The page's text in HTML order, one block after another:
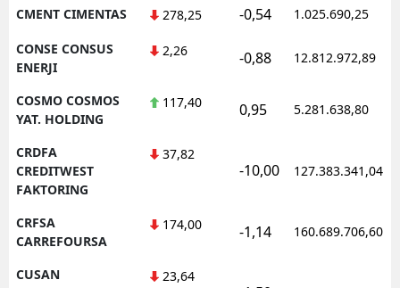
CMENT CIMENTAS 278,25 -0,54 1.025.690,25
CONSE CONSUS
ENERJI
2,26 -0,88 12.812.972,89
COSMO COSMOS
YAT. HOLDING
117,40 0,95 5.281.638,80
CRDFA
CREDITWEST
FAKTORING
37,82
-10,00 127.383.341,04
CRFSA
CARREFOURSA
174,00 -1,14 160.689.706,60
CUSAN
23,64